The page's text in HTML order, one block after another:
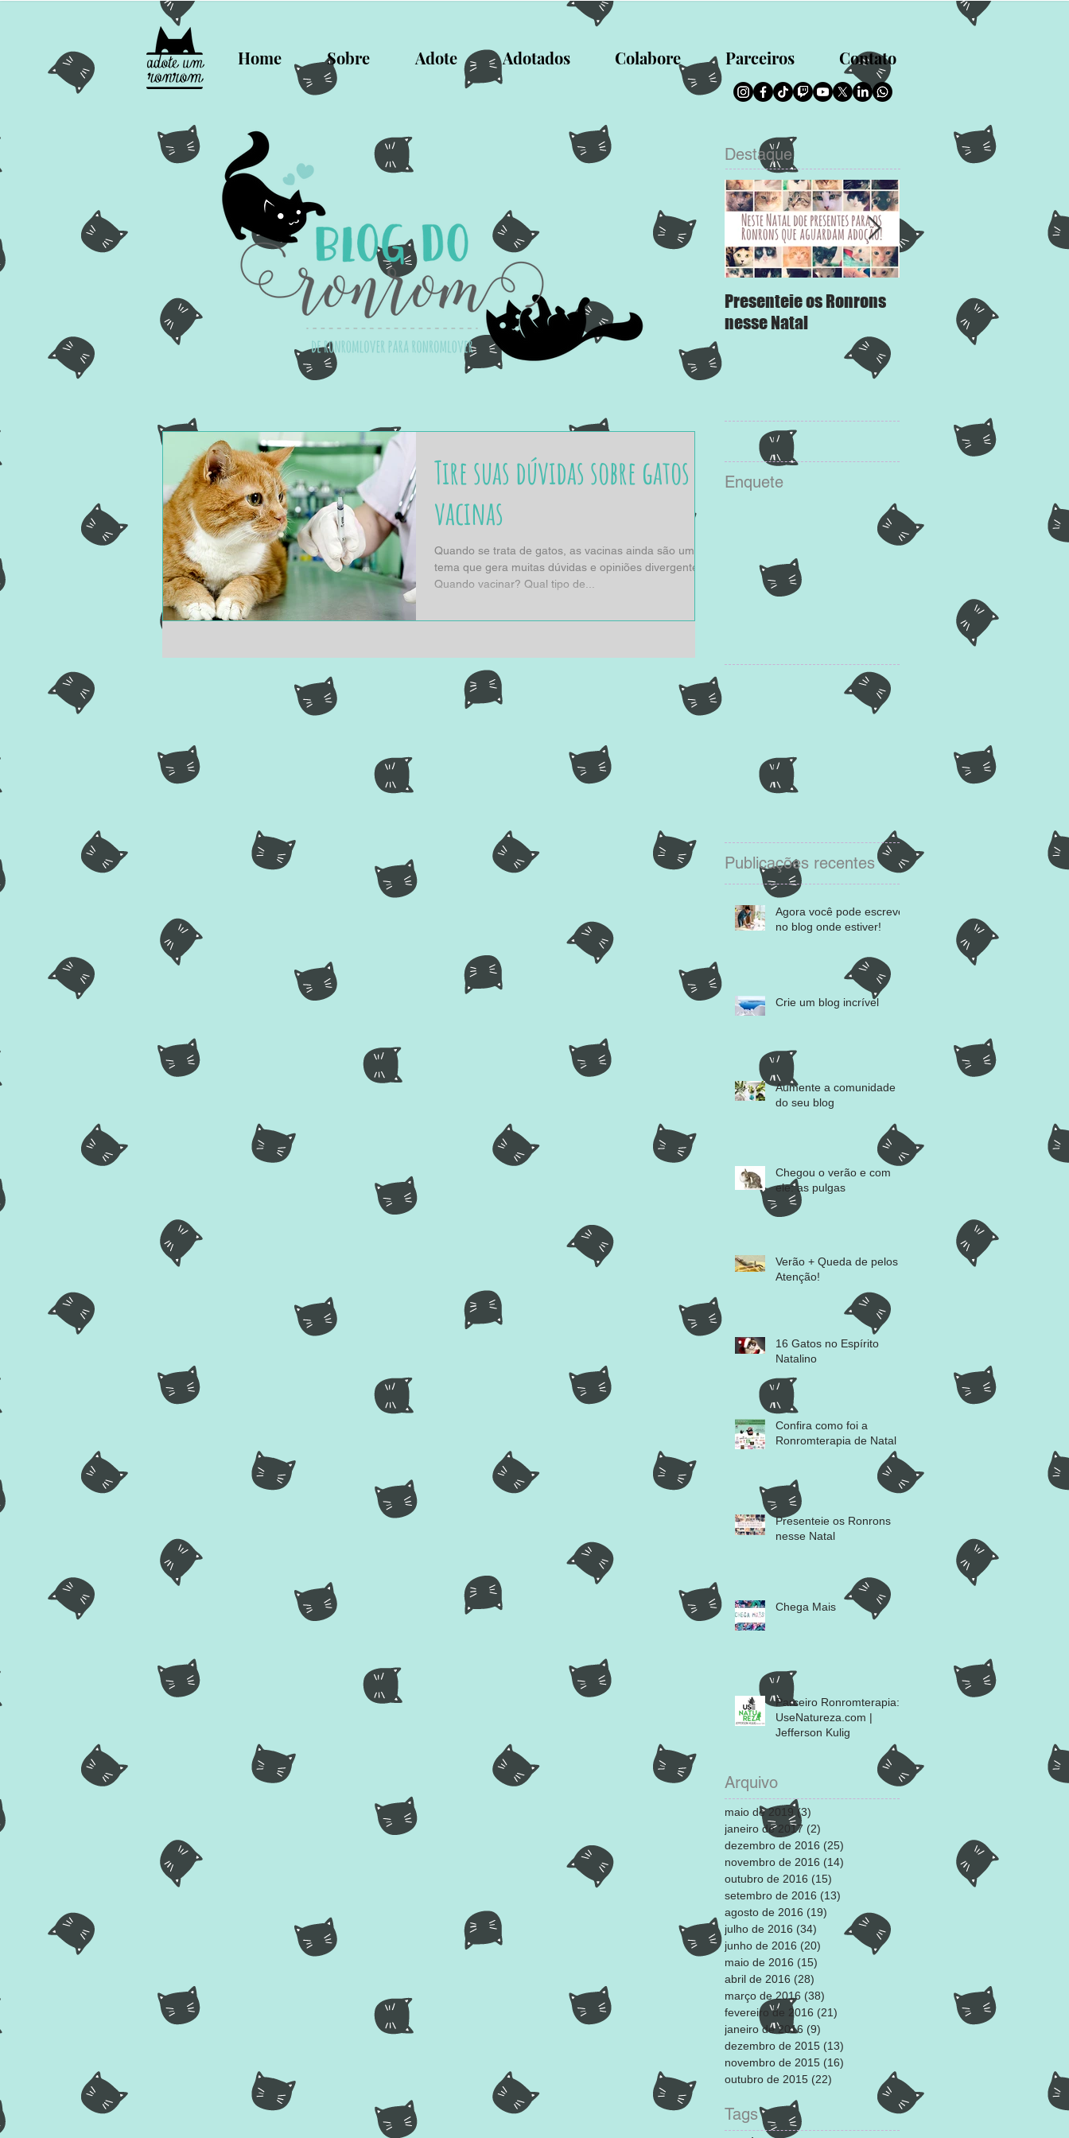
Home Sobre Adote Adotados Colabore Parceiros Contato
Destaque
Presenteie os Ronrons
nesse Natal
Chega Mais
Tire suas dúvidas sobre gatos e
vacinas
Quando se trata de gatos, as vacinas ainda são um
tema que gera muitas dúvidas e opiniões divergentes:
Quando vacinar? Qual tipo de...
Enquete
Publicações recentes
Agora você pode escrever
no blog onde estiver!
Crie um blog incrível
Aumente a comunidade
do seu blog
Chegou o verão e com
ele: as pulgas
Verão + Queda de pelos =
Atenção!
16 Gatos no Espírito
Natalino
Confira como foi a
Ronromterapia de Natal
Presenteie os Ronrons
nesse Natal
Chega Mais
Parceiro Ronromterapia:
UseNatureza.com |
Jefferson Kulig
Arquivo
maio de 2019 (3)
janeiro de 2017 (2)
dezembro de 2016 (25)
novembro de 2016 (14)
outubro de 2016 (15)
setembro de 2016 (13)
agosto de 2016 (19) 19 posts
julho de 2016 (34) 34 posts
junho de 2016 (20) 20 posts
maio de 2016 (15)
abril de 2016 (28)
março de 2016 (38)
fevereiro de 2016 (21)
janeiro de 2016 (9)
dezembro de 2015 (13)
novembro de 2015 (16)
outubro de 2015 (22)
Tags